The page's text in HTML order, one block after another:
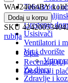
Televizori i
Uređenje
Usisivači
Ventilatori i
Vrt i dvorište
Vrtna
Za djecu
Zdravlje i
WAJ24064BY
Dodaj u korpu
SKU
rublja
Opis
Recenzije (0)
Dostava i